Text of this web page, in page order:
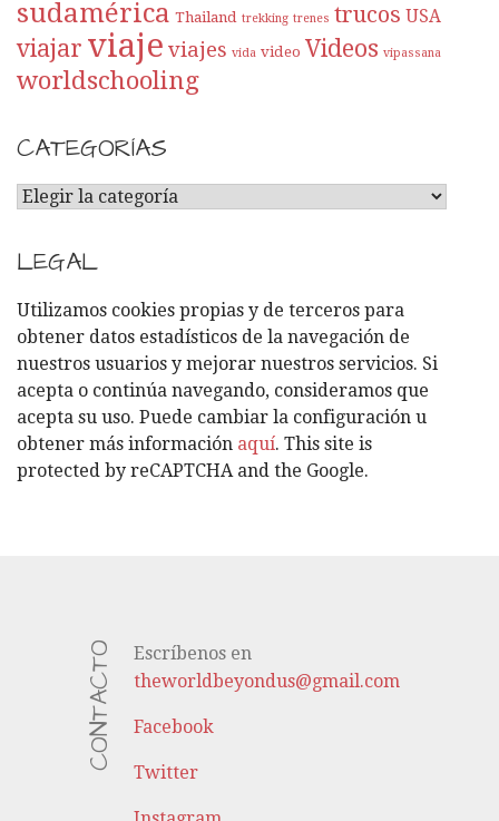
sudamérica Thailand trekking trenes trucos USA
viajar viaje viajes vida video Videos vipassana
worldschooling
CATEGORÍAS
C
T
E
G
O
R
Í
A
S
LEGAL
Utilizamos cookies propias y de terceros para
obtener datos estadísticos de la navegación de
nuestros usuarios y mejorar nuestros servicios. Si
acepta o continúa navegando, consideramos que
acepta su uso. Puede cambiar la configuración u
obtener más información aquí. This site is
protected by reCAPTCHA and the Google.
CONTACTO
Escríbenos en
theworldbeyondus@gmail.com
Facebook
Twitter